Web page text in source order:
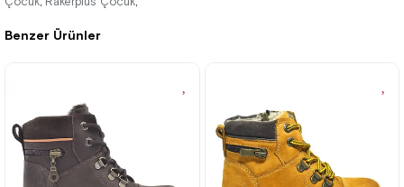
Benzer Ürünler
Tükeniyor